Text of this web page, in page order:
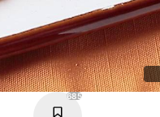
685